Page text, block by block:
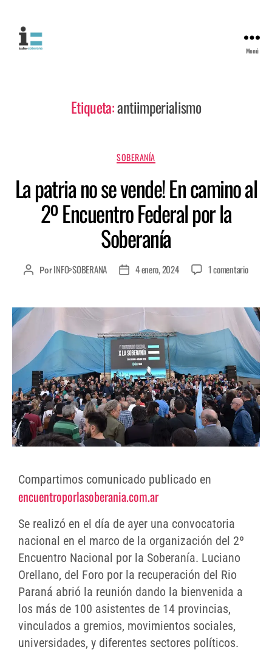
Menú
Etiqueta:antiimperialismo
SOBERANÍA
La patria no se vende! En camino al
2º Encuentro Federal por la
Soberanía
PorINFO>SOBERANA 4 enero, 2024 1 comentario
Compartimos comunicado publicado en
encuentroporlasoberania.com.ar
Se realizó en el día de ayer una convocatoria
nacional en el marco de la organización del 2º
Encuentro Nacional por la Soberanía. Luciano
Orellano, del Foro por la recuperación del Rio
Paraná abrió la reunión dando la bienvenida a
los más de 100 asistentes de 14 provincias,
vinculados a gremios, movimientos sociales,
universidades, y diferentes sectores políticos.